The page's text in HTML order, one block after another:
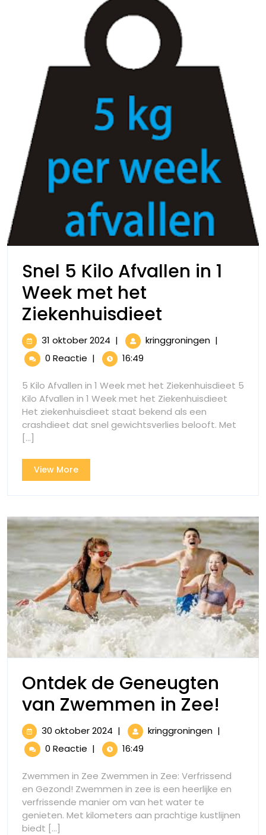
Snel 5 Kilo Afvallen in 1
Week met het
Ziekenhuisdieet
5
Afvallen
in
1
31 oktober 2024 31
oktober
2024
| kringgroningenSnel
in
1
met
|
0 Reactie | 16:49
5 Kilo Afvallen in 1 Week met het Ziekenhuisdieet 5
Kilo Afvallen in 1 Week met het Ziekenhuisdieet
Het ziekenhuisdieet staat bekend als een
crashdieet dat snel gewichtsverlies belooft. Met
[...]
View MoreView
More
Ontdek de Geneugten
van Zwemmen in Zee!
de
van
in
30 oktober 2024 30
oktober
2024
| kringgroningenOntdek
Zwemmen
in
Zee!
|
0 Reactie | 16:49
Zwemmen in Zee Zwemmen in Zee: Verfrissend
en Gezond! Zwemmen in zee is een heerlijke en
verfrissende manier om van het water te
genieten. Met kilometers aan prachtige kustlijnen
biedt [...]